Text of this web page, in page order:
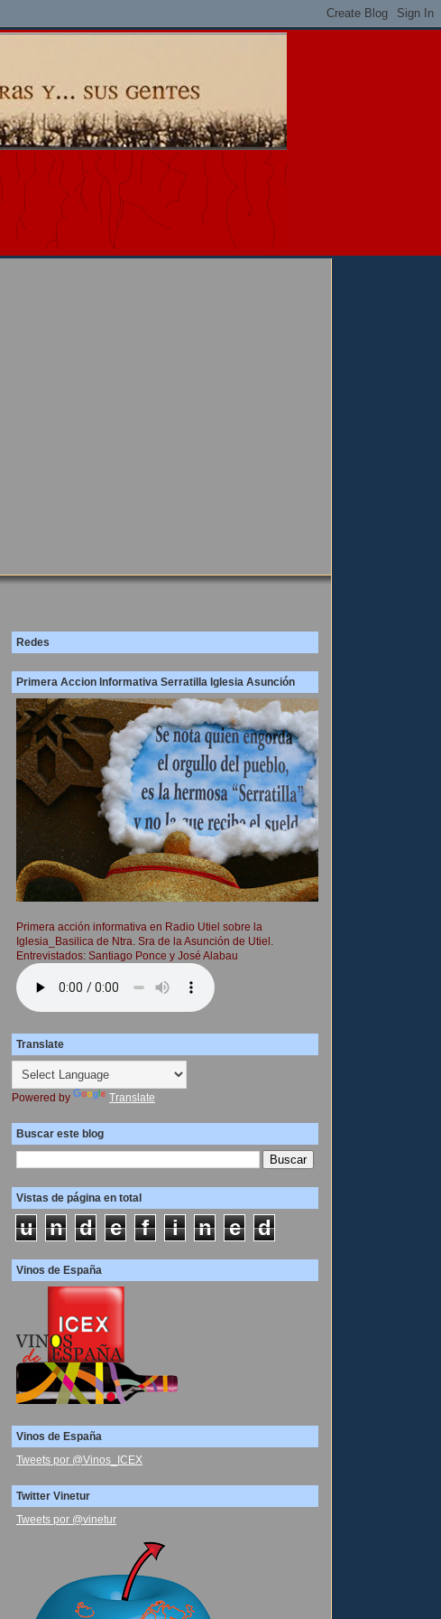
Redes
Primera Accion Informativa Serratilla Iglesia Asunción
Primera acción informativa en Radio Utiel sobre la
Iglesia_Basilica de Ntra. Sra de la Asunción de Utiel.
Entrevistados: Santiago Ponce y José Alabau
Translate
Powered by Translate
Buscar este blog
Vistas de página en total
u n d e f i n e d
Vinos de España
Vinos de España
Tweets por @Vinos_ICEX
Twitter Vinetur
Tweets por @vinetur